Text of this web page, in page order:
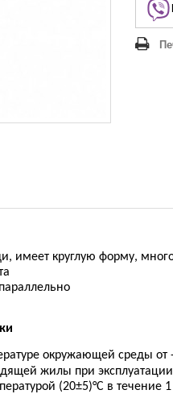
имеет круглую форму,
окружающей среды от
жилы при
(20±5)°С в